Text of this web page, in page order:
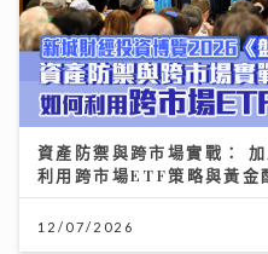
資產防禦與跨市場實戰：
利用跨市場ETF策略與黃金
12/07/2026